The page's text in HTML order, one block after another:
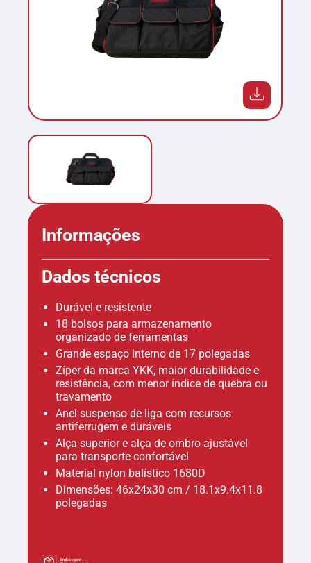
Informações
Dados técnicos
Durável e resistente
18 bolsos para armazenamento
organizado de ferramentas
Grande espaço interno de 17 polegadas
Zíper da marca YKK, maior durabilidade e
resistência, com menor índice de quebra ou
travamento
Anel suspenso de liga com recursos
antiferrugem e duráveis
Alça superior e alça de ombro ajustável
para transporte confortável
Material nylon balístico 1680D
Dimensões: 46x24x30 cm / 18.1x9.4x11.8
polegadas